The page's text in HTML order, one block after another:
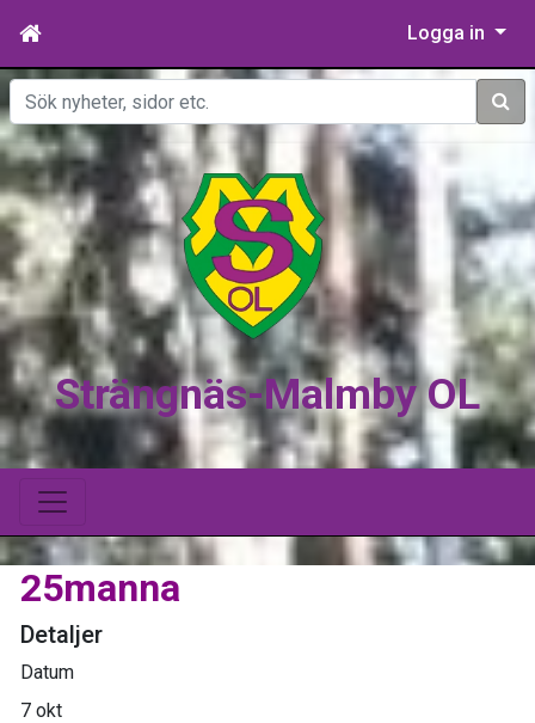
Logga in
Sök
Strängnäs-Malmby OL
25manna
Detaljer
Datum
7 okt